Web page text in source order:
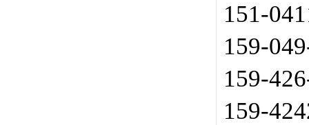
151-
159-
159-
159-